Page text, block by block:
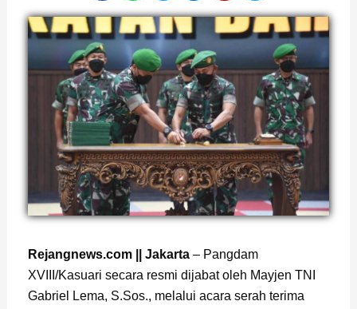
Rejangnews.com || Jakarta – Pangdam
XVIII/Kasuari secara resmi dijabat oleh Mayjen TNI
Gabriel Lema, S.Sos., melalui acara serah terima